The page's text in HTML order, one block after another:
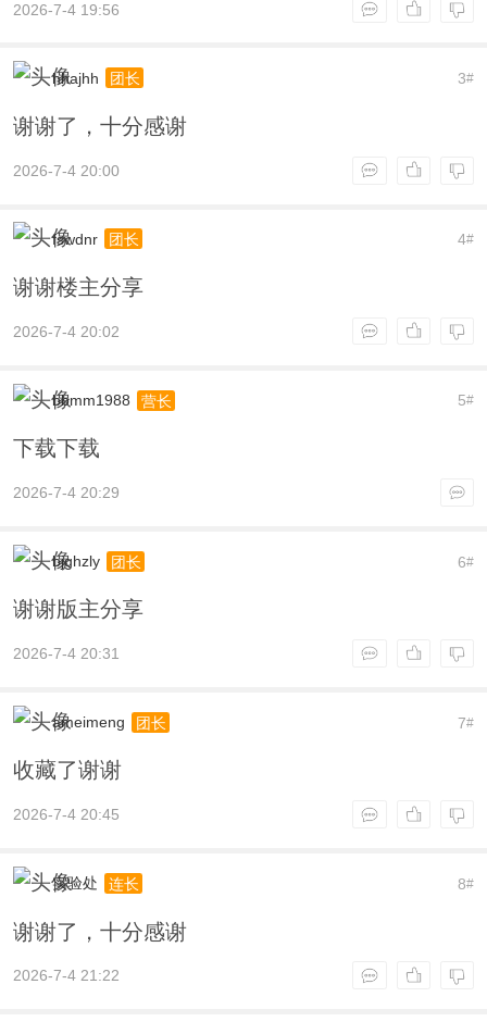
2026-7-4 19:56
3#
hhajhh 团长
谢谢了，十分感谢
2026-7-4 20:00
4#
fswdnr 团长
谢谢楼主分享
2026-7-4 20:02
5#
bbmm1988 营长
下载下载
2026-7-4 20:29
6#
bjghzly 团长
谢谢版主分享
2026-7-4 20:31
7#
ameimeng 团长
收藏了谢谢
2026-7-4 20:45
8#
实验处 连长
谢谢了，十分感谢
2026-7-4 21:22